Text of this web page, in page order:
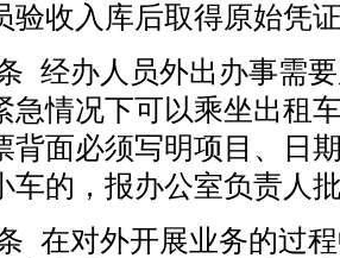
验收入库后取得原始凭
经办人员外出办事需
急情况下可以乘坐出租
背面必须写明项目、日
车的，报办公室负责人
在对外开展业务的过